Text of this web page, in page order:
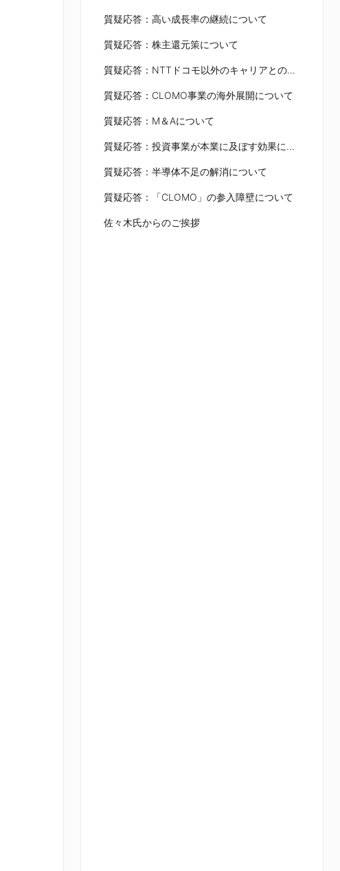
質疑応答：高い成長率の継続について
質疑応答：株主還元策について
質疑応答：NTTドコモ以外のキャリアとの取引について
質疑応答：CLOMO事業の海外展開について
質疑応答：M＆Aについて
質疑応答：投資事業が本業に及ぼす効果について
質疑応答：半導体不足の解消について
質疑応答：「CLOMO」の参入障壁について
佐々木氏からのご挨拶